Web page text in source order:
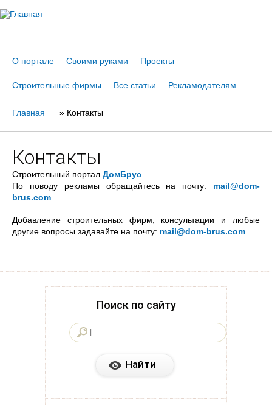
О портале Своими руками Проекты
Строительные фирмы Все статьи Рекламодателям
Вы
здесь
Главная » Контакты
Контакты
Строительный портал ДомБрус
По поводу рекламы обращайтесь на почту: mail@dom-
brus.com
Добавление строительных фирм, консультации и любые
другие вопросы задавайте на почту: mail@dom-brus.com
Поиск по сайту